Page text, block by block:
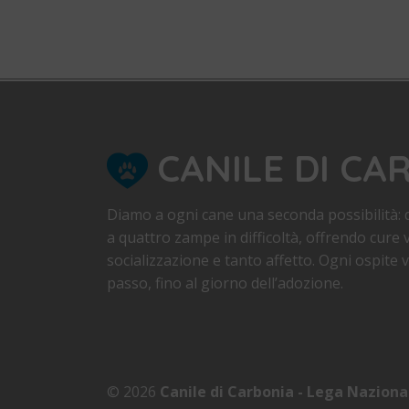
CANILE DI
Diamo a ogni cane una seconda possibilità:
a quattro zampe in difficoltà, offrendo cure
socializzazione e tanto affetto. Ogni ospite
passo, fino al giorno dell’adozione.
© 2026 Canile di Carbonia - Lega